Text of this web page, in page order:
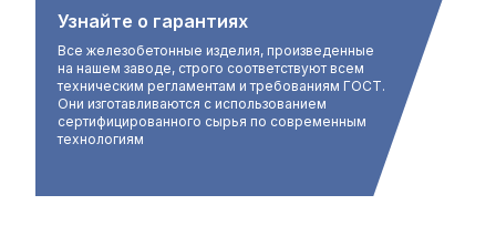
Узнайте о гарантиях
Все железобетонные изделия, произведенные
на нашем заводе, строго соответствуют всем
техническим регламентам и требованиям ГОСТ.
Они изготавливаются с использованием
сертифицированного сырья по современным
технологиям